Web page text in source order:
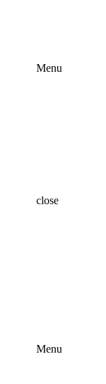
Menu
close
Menu